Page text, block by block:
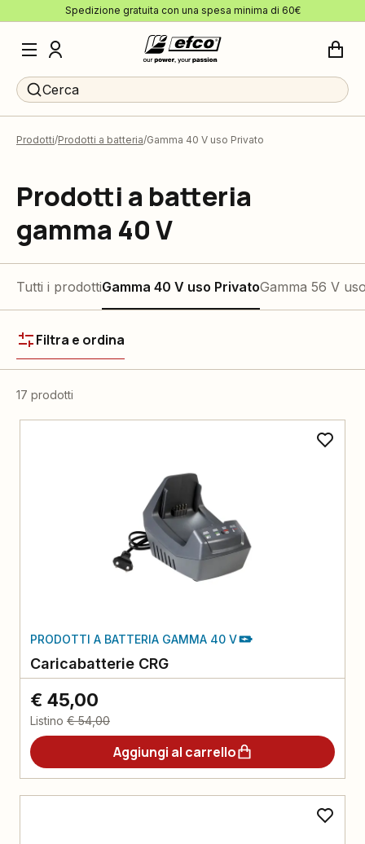
Spedizione gratuita con una spesa minima di 60€
Cerca
Prodotti Prodotti a batteria Gamma 40 V uso Privato
Prodotti a batteria
gamma 40 V
Tutti i prodottiGamma 40 V uso PrivatoGamma 56 V
Filtra e ordina
17 prodotti
PRODOTTI A BATTERIA GAMMA 40 V
Caricabatterie CRG
€ 45,00
Listino € 54,00
Aggiungi al carrello